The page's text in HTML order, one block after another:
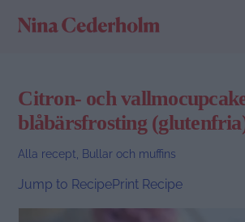
Citron- och
blåbärsfrosting
Alla recept Bullar och muffins
Jump to RecipePrint Recipe